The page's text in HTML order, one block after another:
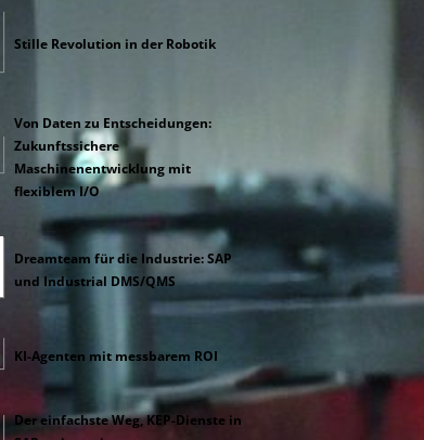
Stille Revolution in der Robotik
Von Daten zu Entscheidungen:
Zukunftssichere
Maschinenentwicklung mit
flexiblem I/O
Dreamteam für die Industrie: SAP
und Industrial DMS/QMS
KI-Agenten mit messbarem ROI
Der einfachste Weg, KEP-Dienste in